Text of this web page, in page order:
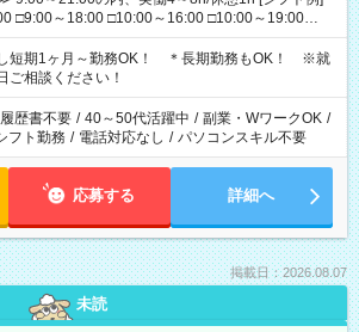
□9:00～18:00 □10:00～16:00 □10:00～19:00
□12:00～19:00 □12:00～21:00 □16:00～21:00
◆残業なし ◆勤務時間固定の相談OK ◆上記以外
相談OK
短期1ヶ月～勤務OK！ ＊長期勤務もOK！ ※就
ご相談ください！
履歴書不要 / 40～50代活躍中 / 副業・WワークOK /
フト勤務 / 電話対応なし / パソコンスキル不要
応募する 詳細へ
掲載日：2026.08.07
未読